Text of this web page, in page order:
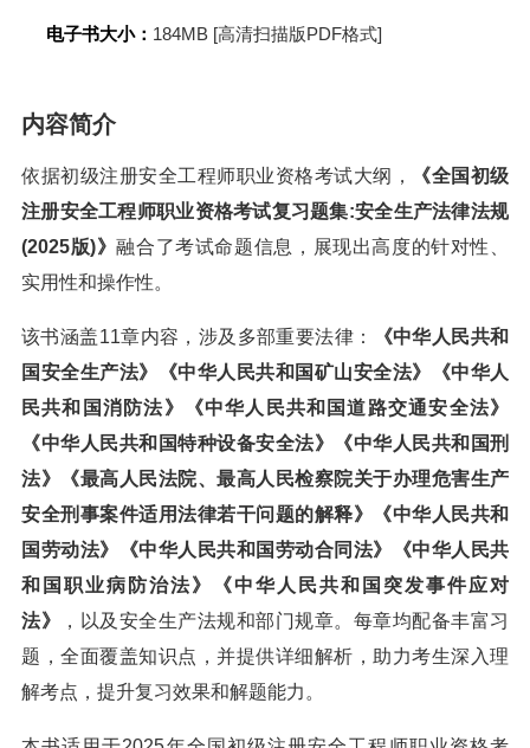
电子书大小： 184MB [高清扫描版PDF格式]
内容简介
依据初级注册安全工程师职业资格考试大纲，
《全国初级
注册安全工程师职业资格考试复习题集:安全生产法律法规
(2025版)》融合了考试命题信息，展现出高度的针对性、
实用性和操作性。
该书涵盖11章内容，涉及多部重要法律：
《中华人民共和
国安全生产法》《中华人民共和国矿山安全法》《中华人
民共和国消防法》《中华人民共和国道路交通安全法》
《中华人民共和国特种设备安全法》《中华人民共和国刑
法》《最高人民法院、最高人民检察院关于办理危害生产
安全刑事案件适用法律若干问题的解释》《中华人民共和
国劳动法》《中华人民共和国劳动合同法》《中华人民共
和国职业病防治法》《中华人民共和国突发事件应对
法》
，以及安全生产法规和部门规章。每章均配备丰富习
题，全面覆盖知识点，并提供详细解析，助力考生深入理
解考点，提升复习效果和解题能力。